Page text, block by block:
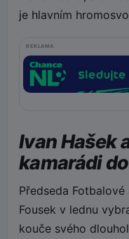
je hlavním
REKLAMA
Ivan Hašek
kamarádi
Předseda
Fousek v lednu
kouče svého